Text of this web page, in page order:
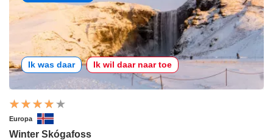
Ik was daar Ik wil daar naar toe
Europa
Winter Skógafoss